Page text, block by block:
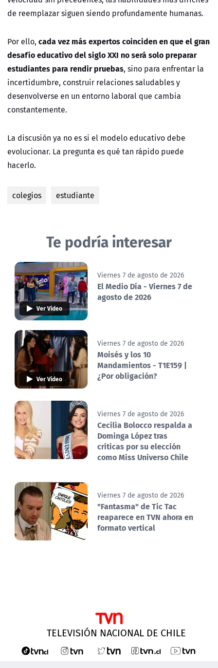
de reemplazar siguen siendo profundamente humanas.
Por ello, cada vez más expertos coinciden en que el gran
desafío educativo del siglo XXI no será solo preparar
estudiantes para rendir pruebas, sino para enfrentar la
incertidumbre, construir relaciones saludables y
desenvolverse en un entorno laboral que cambia
constantemente.
La discusión ya no es si el modelo educativo debe
evolucionar. La pregunta es qué tan rápido puede
hacerlo.
colegios estudiante
Te podría interesar
Ver Video
Viernes 7 de agosto de 2026
El Medio Día - Viernes 7 de
agosto de 2026
Ver Video
Viernes 7 de agosto de 2026
Moisés y los 10
Mandamientos - T1E159 |
¿Por obligación?
Viernes 7 de agosto de 2026
Cecilia Bolocco respalda a
Dominga López tras
críticas por su elección
como Miss Universo Chile
Viernes 7 de agosto de 2026
"Fantasma" de Tic Tac
reaparece en TVN ahora en
formato vertical
TELEVISIÓN NACIONAL DE CHILE